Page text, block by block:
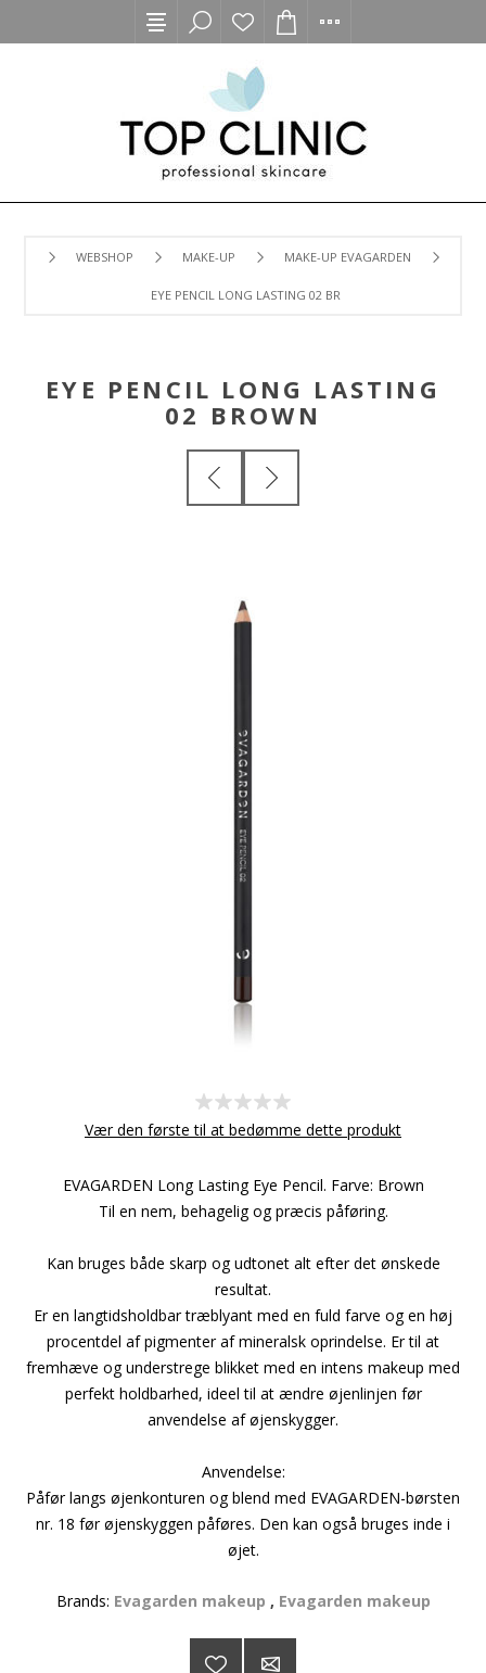
WEBSHOP MAKE-UP MAKE-UP EVAGARDEN
EYE PENCIL LONG LASTING 02 BROWN
EYE PENCIL LONG LASTING
02 BROWN
Vær den første til at bedømme dette produkt
EVAGARDEN Long Lasting Eye Pencil. Farve: Brown
Til en nem, behagelig og præcis påføring.
Kan bruges både skarp og udtonet alt efter det ønskede
resultat.
Er en langtidsholdbar træblyant med en fuld farve og en høj
procentdel af pigmenter af mineralsk oprindelse. Er til at
fremhæve og understrege blikket med en intens makeup med
perfekt holdbarhed, ideel til at ændre øjenlinjen før
anvendelse af øjenskygger.
Anvendelse:
Påfør langs øjenkonturen og blend med EVAGARDEN-børsten
nr. 18 før øjenskyggen påføres. Den kan også bruges inde i
øjet.
Brands: Evagarden makeup , Evagarden makeup